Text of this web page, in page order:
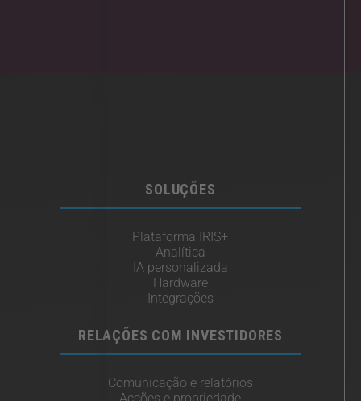
SOLUÇÕES
Plataforma IRIS+
Analítica
IA personalizada
Hardware
Integrações
RELAÇÕES COM INVESTIDORES
Comunicação e relatórios